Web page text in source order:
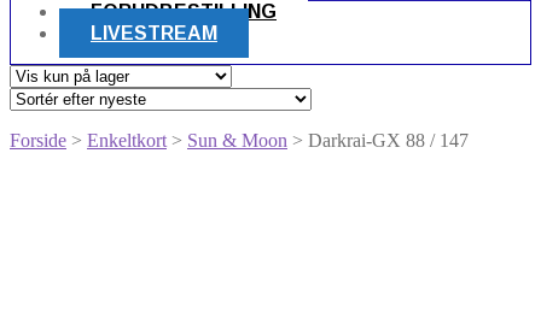
FORUDBESTILLING
LIVESTREAM
Forside > Enkeltkort > Sun & Moon > Darkrai-GX 88 / 147